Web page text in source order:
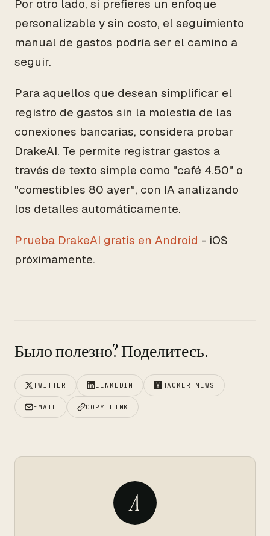
Por otro lado, si prefieres un enfoque
personalizable y sin costo, el seguimiento
manual de gastos podría ser el camino a
seguir.
Para aquellos que desean simplificar el
registro de gastos sin la molestia de las
conexiones bancarias, considera probar
DrakeAI. Te permite registrar gastos a
través de texto simple como "café 4.50" o
"comestibles 80 ayer", con IA analizando
los detalles automáticamente.
Prueba DrakeAI gratis en Android - iOS
próximamente.
Было полезно? Поделитесь.
TWITTER LINKEDIN HACKER NEWS
EMAIL COPY LINK
A